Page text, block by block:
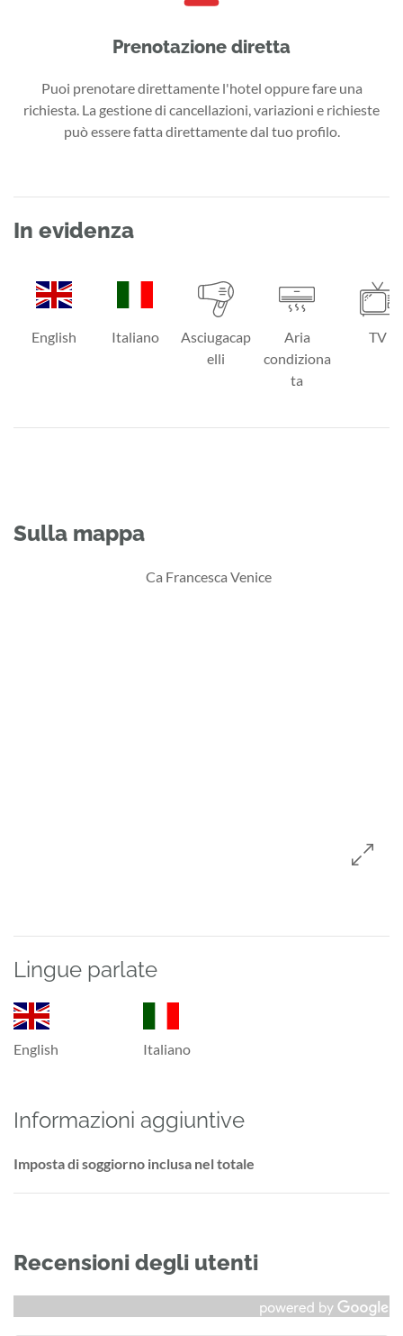
Prenotazione diretta
Puoi prenotare direttamente l'hotel oppure fare una
richiesta. La gestione di cancellazioni, variazioni e richieste
può essere fatta direttamente dal tuo profilo.
In evidenza
English Italiano
Asciugacap
elli
Aria
condiziona
ta
TV
Sulla mappa
Lingue parlate
English Italiano
Informazioni aggiuntive
Imposta di soggiorno inclusa nel totale
Recensioni degli utenti